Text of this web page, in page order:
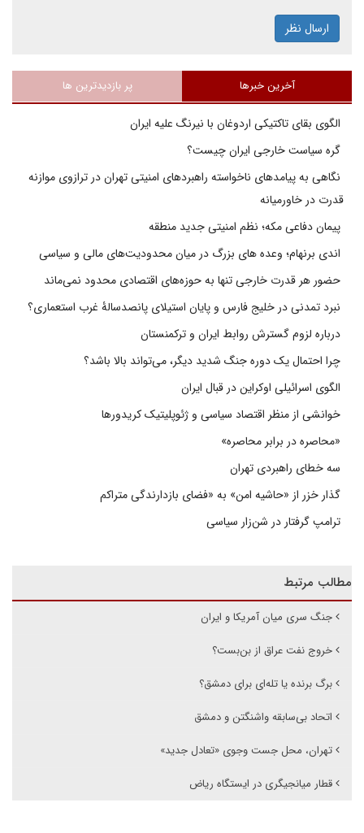
ارسال نظر
آخرین خبرها پر بازدیدترین ها
الگوی بقای تاکتیکی اردوغان با نیرنگ علیه ایران
گره سیاست خارجی ایران چیست؟
نگاهی به پیامدهای ناخواسته راهبردهای امنیتی تهران در ترازوی موازنه
قدرت در خاورمیانه
پیمان دفاعی مکه؛ نظم امنیتی جدید منطقه
اندی برنهام؛ وعده های بزرگ در میان محدودیت‌های مالی و سیاسی
حضور هر قدرت خارجی تنها به حوزه‌های اقتصادی محدود نمی‌ماند
نبرد تمدنی در خلیج فارس و پایان استیلای پانصدسالۀ غرب استعماری؟
درباره لزوم گسترش روابط ایران و ترکمنستان
چرا احتمال یک دوره جنگ شدید دیگر، می‌تواند بالا باشد؟
الگوی اسرائیلی اوکراین در قبال ایران
خوانشی از منظر اقتصاد سیاسی و ژئوپلیتیک کریدورها
«محاصره در برابر محاصره»
سه خطای راهبردی تهران
گذار خزر از «حاشیه امن» به «فضای بازدارندگی متراکم
ترامپ گرفتار در شن‌زار سیاسی
مطالب مرتبط
جنگ سری میان آمریکا و ایران
خروج نفت عراق از بن‌بست؟
برگ برنده یا تله‌ای برای دمشق؟
اتحاد بی‌سابقه واشنگتن و دمشق
تهران، محل جست وجوی «تعادل جدید»
قطار میانجیگری در ایستگاه ریاض